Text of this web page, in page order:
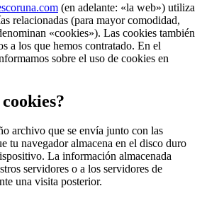
(en adelante: «la web») utiliza
relacionadas (para mayor comodidad,
«cookies»). Las cookies también
a los que hemos contratado. En el
sobre el uso de cookies en
archivo que se envía junto con las
tu navegador almacena en el disco duro
La información almacenada
servidores o a los servidores de
una visita posterior.